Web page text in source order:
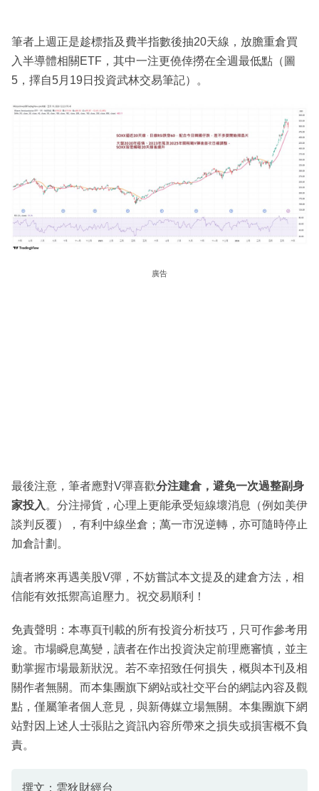
筆者上週正是趁標指及費半指數後抽20天線，放膽重倉買
入半導體相關ETF，其中一注更僥倖撈在全週最低點（圖
5，擇自5月19日投資武林交易筆記）。
廣告
最後注意，筆者應對V彈喜歡分注建倉，避免一次過整副身
家投入 。分注掃貨，心理上更能承受短線壞消息（例如美伊
談判反覆），有利中線坐倉；萬一市況逆轉，亦可隨時停止
加倉計劃。
讀者將來再遇美股V彈，不妨嘗試本文提及的建倉方法，相
信能有效抵禦高追壓力。祝交易順利！
免責聲明：本專頁刊載的所有投資分析技巧，只可作參考用
途。市場瞬息萬變，讀者在作出投資決定前理應審慎，並主
動掌握市場最新狀況。若不幸招致任何損失，概與本刊及相
關作者無關。而本集團旗下網站或社交平台的網誌內容及觀
點，僅屬筆者個人意見，與新傳媒立場無關。本集團旗下網
站對因上述人士張貼之資訊內容所帶來之損失或損害概不負
責。
撰文：雲狄財經台